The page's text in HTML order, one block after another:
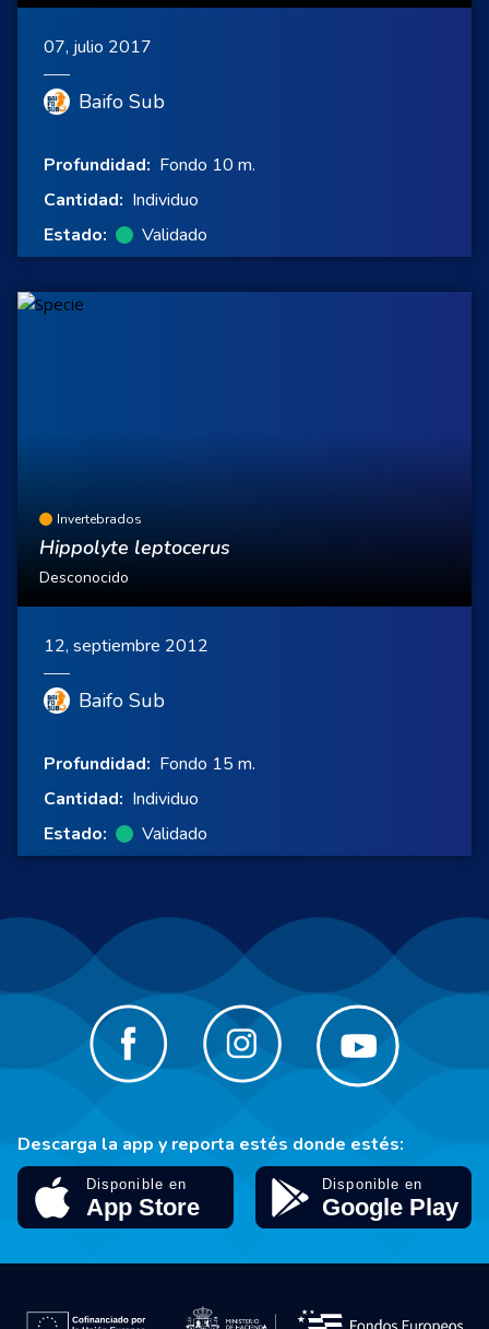
07, julio 2017
Baifo Sub
Profundidad: Fondo 10 m.
Cantidad: Individuo
Estado:
Validado
Invertebrados
Hippolyte leptocerus
Desconocido
12, septiembre 2012
Baifo Sub
Profundidad: Fondo 15 m.
Cantidad: Individuo
Estado:
Validado
Descarga la app y reporta estés donde estés: